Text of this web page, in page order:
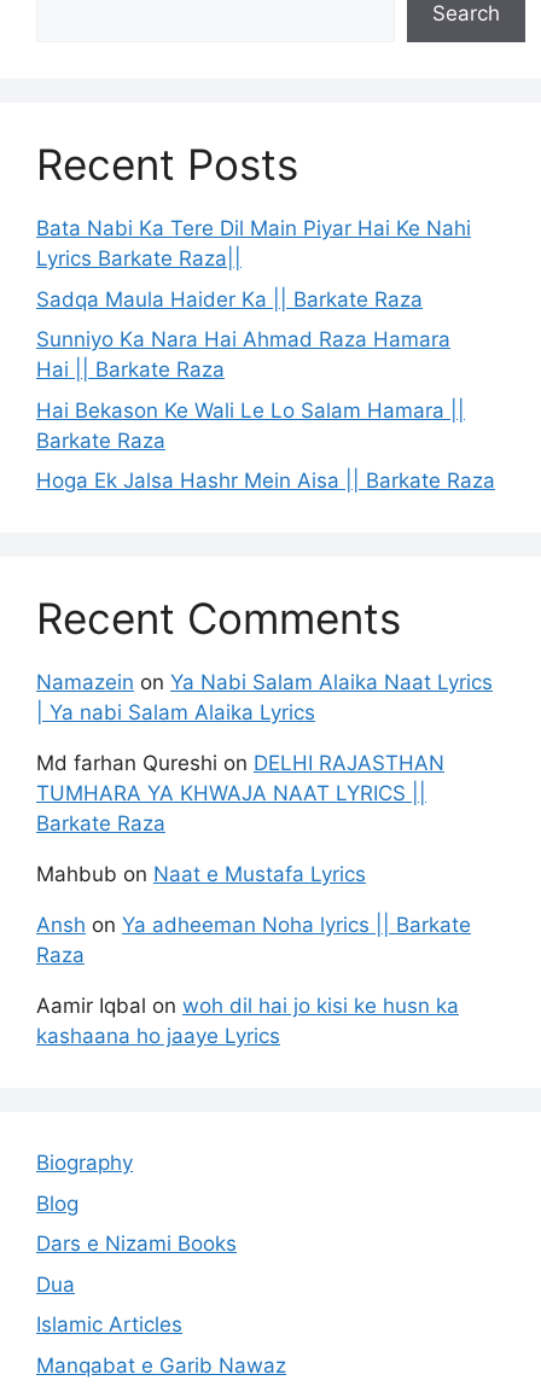
Search
Recent Posts
Bata Nabi Ka Tere Dil Main Piyar Hai Ke Nahi
Lyrics Barkate Raza||
Sadqa Maula Haider Ka || Barkate Raza
Sunniyo Ka Nara Hai Ahmad Raza Hamara
Hai || Barkate Raza
Hai Bekason Ke Wali Le Lo Salam Hamara ||
Barkate Raza
Hoga Ek Jalsa Hashr Mein Aisa || Barkate Raza
Recent Comments
Namazein on Ya Nabi Salam Alaika Naat Lyrics
| Ya nabi Salam Alaika Lyrics
Md farhan Qureshi on DELHI RAJASTHAN
TUMHARA YA KHWAJA NAAT LYRICS ||
Barkate Raza
Mahbub on Naat e Mustafa Lyrics
Ansh on Ya adheeman Noha lyrics || Barkate
Raza
Aamir Iqbal on woh dil hai jo kisi ke husn ka
kashaana ho jaaye Lyrics
Biography
Blog
Dars e Nizami Books
Dua
Islamic Articles
Manqabat e Garib Nawaz